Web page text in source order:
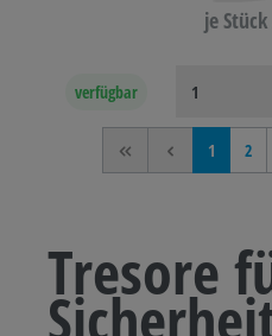
je
verfügbar
<< < 1 2
Tresore